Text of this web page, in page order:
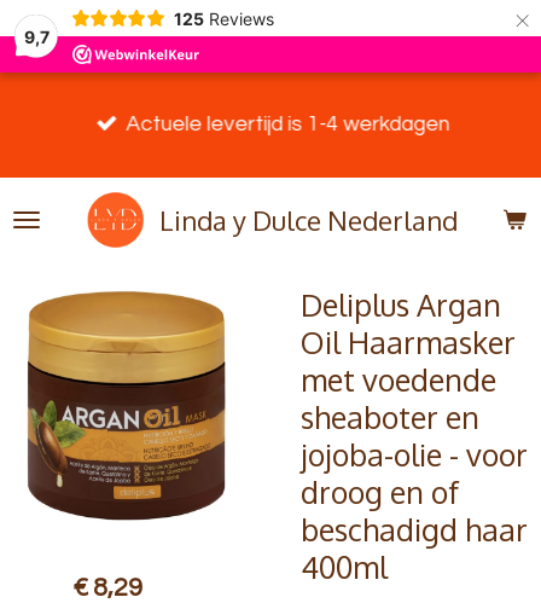
9,7
125 Reviews ×
Linda y Dulce Nederland
Actuele levertijd is 1-4 werkdagen
Deliplus Argan
Oil Haarmasker
met voedende
sheaboter en
jojoba-olie - voor
droog en of
beschadigd haar
400ml
€ 8,29